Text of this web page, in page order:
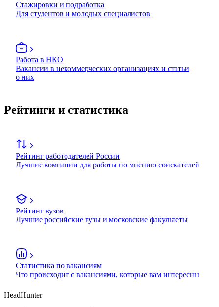
Стажировки и подработка
Для студентов и молодых специалистов
Работа в НКО
Вакансии в некоммерческих организациях и статьи
о них
Рейтинги и статистика
Рейтинг работодателей России
Лучшие компании для работы по мнению соискателей
Рейтинг вузов
Лучшие российские вузы и московские факультеты
Статистика по вакансиям
Что происходит с вакансиями, которые вам интересны
HeadHunter